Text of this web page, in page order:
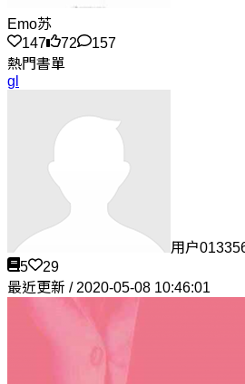
Emo苏
147
72
157
熱門書單
gl
用户
5
29
最近更新 / 2020-05-08 10:46:01